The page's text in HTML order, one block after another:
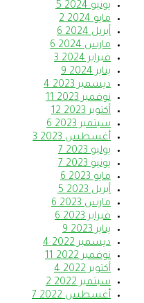
يونيو 2024
5
مايو 2024
2
أبريل 2024
6
مارس 2024
6
فبراير 2024
3
يناير 2024
9
ديسمبر 2023
4
نوفمبر 2023
11
أكتوبر 2023
12
سبتمبر 2023
6
أغسطس 2023
3
يوليو 2023
7
يونيو 2023
7
مايو 2023
6
أبريل 2023
5
مارس 2023
6
فبراير 2023
6
يناير 2023
9
ديسمبر 2022
4
نوفمبر 2022
11
أكتوبر 2022
4
سبتمبر 2022
2
أغسطس 2022
7